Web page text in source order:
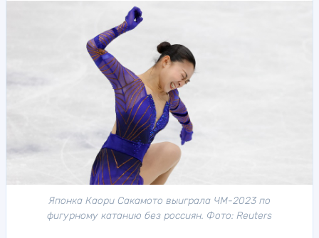
Японка Каори Сакамото выиграла ЧМ-2023 по
фигурному катанию без россиян. Фото: Reuters